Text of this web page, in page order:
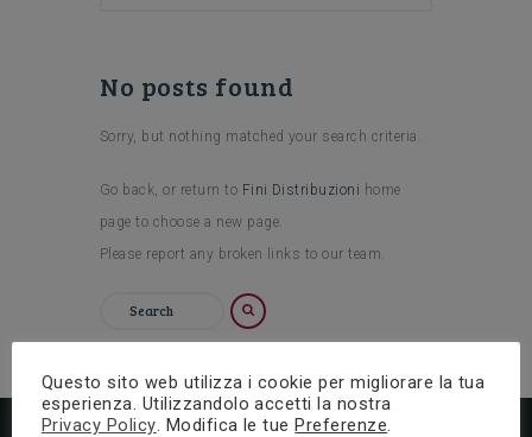
No posts found
Sorry, but nothing matched your search criteria.
Go back, or return to Fini Distribuzioni home
page to choose a new page.
Please report any broken links to our team.
Questo sito web utilizza i cookie per migliorare la tua
esperienza. Utilizzandolo accetti la nostra
Privacy Policy . Modifica le tuePreferenze